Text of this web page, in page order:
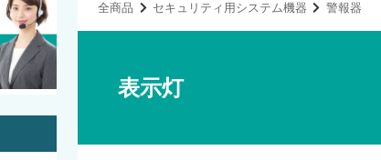
全商品 セキュリティ用システム機器 警報器
表示灯